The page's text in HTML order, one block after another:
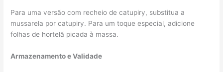
Para uma versão com recheio de catupiry, substitua a
mussarela por catupiry. Para um toque especial, adicione
folhas de hortelã picada à massa.
Armazenamento e Validade